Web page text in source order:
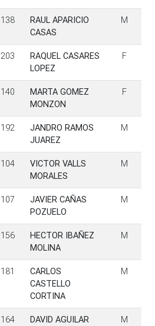
138
RAUL APARICIO
CASAS
M
203
RAQUEL CASARES
LOPEZ
F
140
MARTA GOMEZ
MONZON
F
192
JANDRO RAMOS
JUAREZ
M
104
VICTOR VALLS
MORALES
M
107
JAVIER CAÑAS
POZUELO
M
156
HECTOR IBAÑEZ
MOLINA
M
181
CARLOS
CASTELLO
CORTINA
M
164
DAVID AGUILAR
M